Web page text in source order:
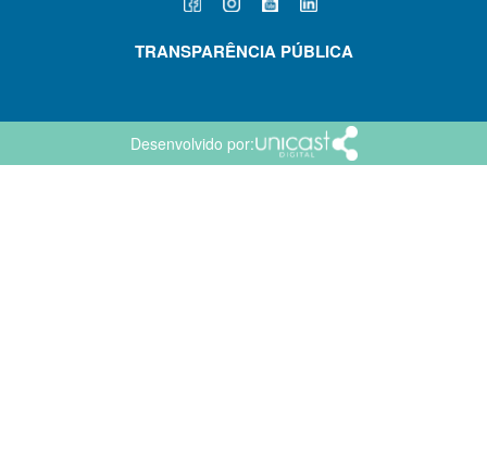
TRANSPARÊNCIA PÚBLICA
Desenvolvido por: